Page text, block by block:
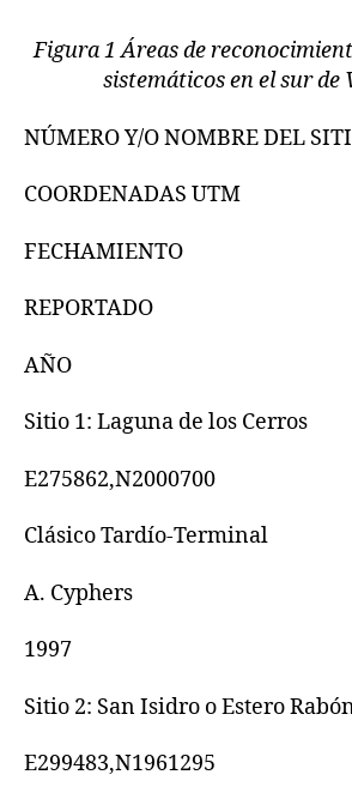
Figura 1 Áreas de
sistemáticos en el sur de
NÚMERO Y/O NOMBRE DEL
COORDENADAS UTM
FECHAMIENTO
REPORTADO
AÑO
Sitio 1: Laguna de los Cerros
E275862,N2000700
Clásico Tardío-Terminal
A. Cyphers
1997
Sitio 2: San Isidro o Estero
E299483,N1961295